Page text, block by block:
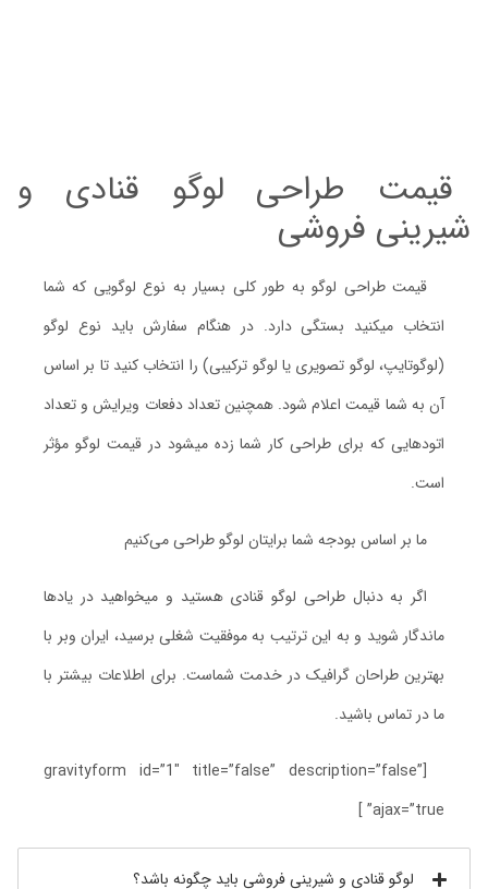
قیمت طراحی لوگو قنادی و
شیرینی فروشی
قیمت طراحی لوگو به طور کلی بسیار به نوع لوگویی که شما
انتخاب میکنید بستگی دارد. در هنگام سفارش باید نوع لوگو
(لوگوتایپ، لوگو تصویری یا لوگو ترکیبی) را انتخاب کنید تا بر اساس
آن به شما قیمت اعلام شود. همچنین تعداد دفعات ویرایش و تعداد
اتودهایی که برای طراحی کار شما زده میشود در قیمت لوگو مؤثر
است.
ما بر اساس بودجه شما برایتان لوگوطراحی می‌کنیم
اگر به دنبال طراحی لوگو قنادی هستید و میخواهید در یادها
ماندگار شوید و به این ترتیب به موفقیت شغلی برسید، ایران وبر با
بهترین طراحان گرافیک در خدمت شماست. برای اطلاعات بیشتر با
ما در تماس باشید.
[gravityform id=”1″ title=”false” description=”false”
ajax=”true” ]
لوگو قنادی و شیرینی فروشی باید چگونه باشد؟